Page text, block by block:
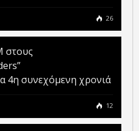
26
στους
4η συνεχόμενη χρονιά
12